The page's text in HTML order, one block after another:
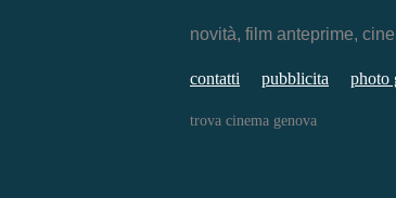
novità, film anteprime,
contatti pubblicita photo
trova cinema genova